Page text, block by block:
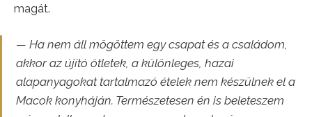
magát.
— Ha nem áll mögöttem egy csapat és a családom,
akkor az újító ötletek, a különleges, hazai
alapanyagokat tartalmazó ételek nem készülnek el a
Macok konyháján. Természetesen én is beleteszem